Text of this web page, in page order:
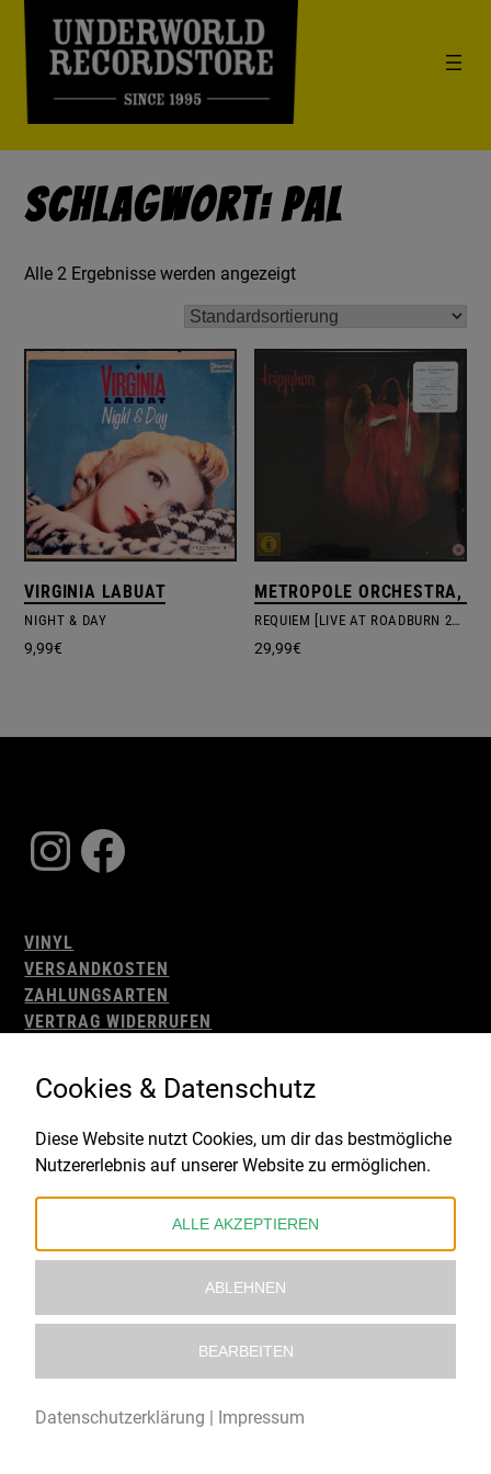
Schlagwort: PAL
Alle 2 Ergebnisse werden angezeigt
VIRGINIA LABUAT
NIGHT & DAY
9,99€
METROPOLE ORCHESTRA,
REQUIEM [LIVE AT ROADBURN 2019]
29,99€
Instagram
Facebook
VINYL
VERSANDKOSTEN
ZAHLUNGSARTEN
VERTRAG WIDERRUFEN
WIDERRUFSBELEHRUNG
IMPRESSUM
Gefördert durch:
Cookies & Datenschutz
Diese Website nutzt Cookies, um dir das bestmögliche
Nutzererlebnis auf unserer Website zu ermöglichen.
ALLE AKZEPTIEREN
ABLEHNEN
BEARBEITEN
Datenschutzerklärung | Impressum